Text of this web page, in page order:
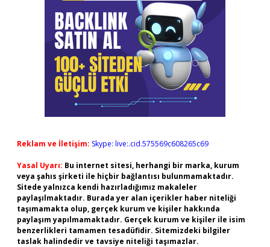
Reklam ve İletişim: Skype: live:.cid.575569c608265c69
Yasal Uyarı: Bu internet sitesi, herhangi bir marka, kurum
veya şahıs şirketi ile hiçbir bağlantısı bulunmamaktadır.
Sitede yalnızca kendi hazırladığımız makaleler
paylaşılmaktadır. Burada yer alan içerikler haber niteliği
taşımamakta olup, gerçek kurum ve kişiler hakkında
paylaşım yapılmamaktadır. Gerçek kurum ve kişiler ile isim
benzerlikleri tamamen tesadüfidir. Sitemizdeki bilgiler
taslak halindedir ve tavsiye niteliği taşımazlar.